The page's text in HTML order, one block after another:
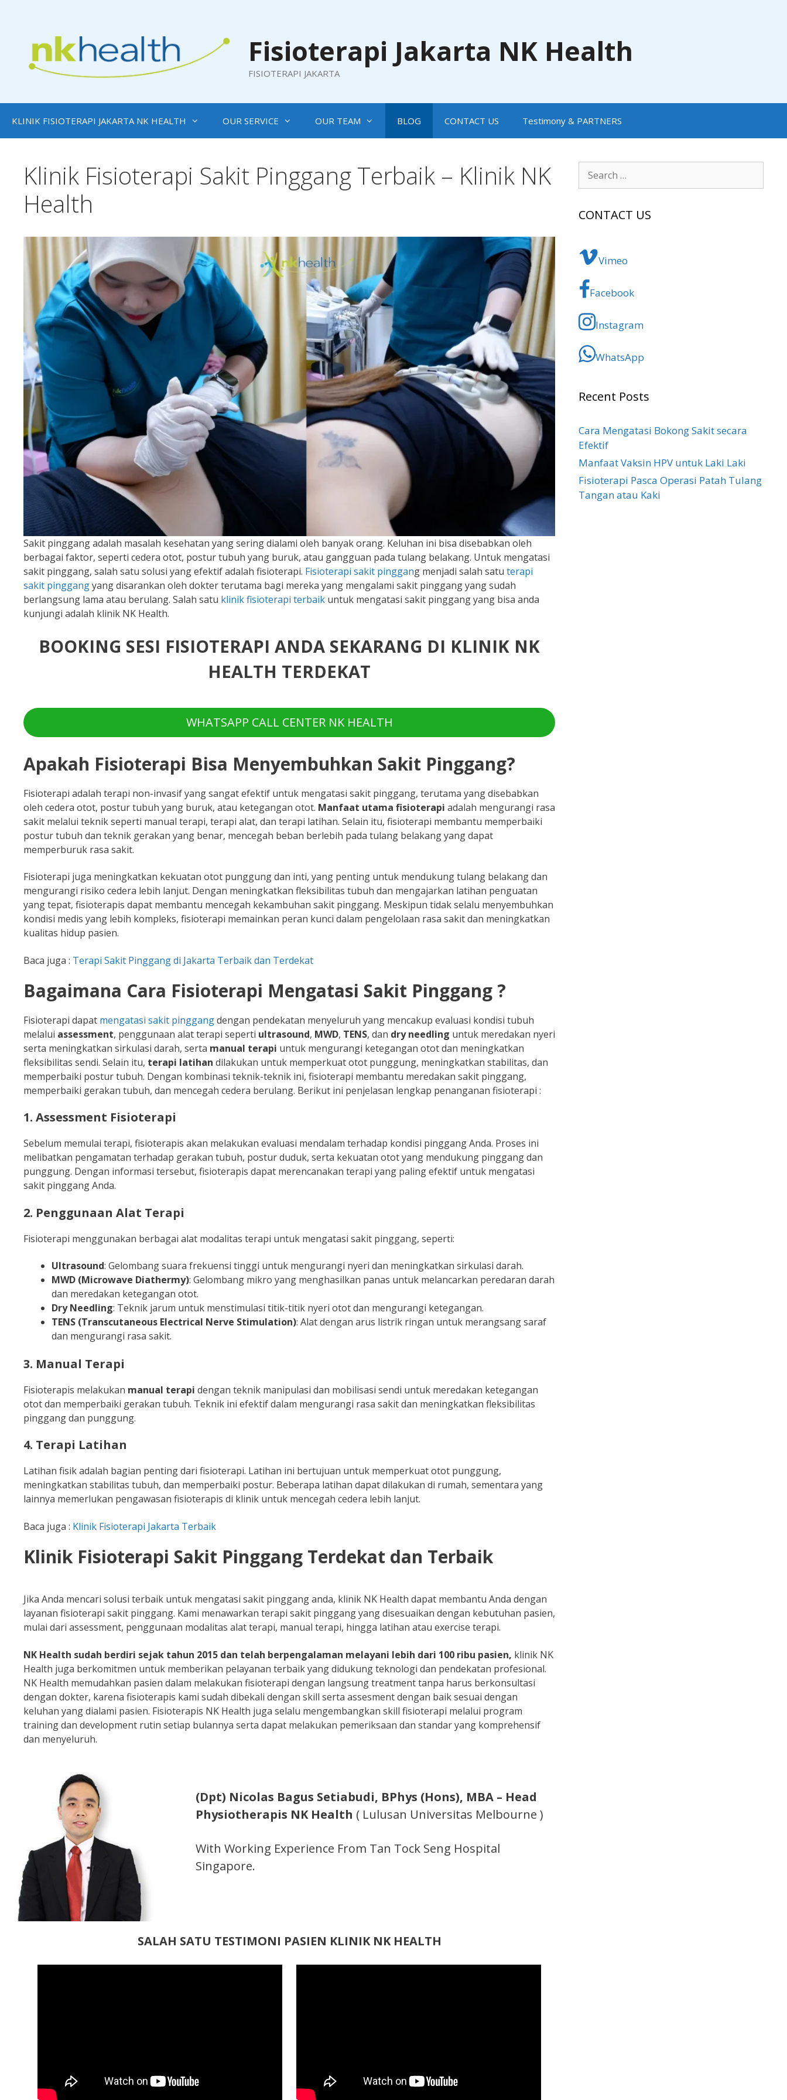
Fisioterapi Jakarta NK Health
FISIOTERAPI JAKARTA
KLINIK FISIOTERAPI JAKARTA NK HEALTH OUR SERVICE OUR TEAM BLOG CONTACT US Testimony & PARTNERS
Klinik Fisioterapi Sakit Pinggang Terbaik – Klinik NK
Health
Sakit pinggang adalah masalah kesehatan yang sering dialami oleh banyak orang. Keluhan ini bisa disebabkan oleh
berbagai faktor, seperti cedera otot, postur tubuh yang buruk, atau gangguan pada tulang belakang. Untuk mengatasi
sakit pinggang, salah satu solusi yang efektif adalah fisioterapi. Fisioterapi sakit pinggang menjadi salah satu terapi
sakit pinggangyang disarankan oleh dokter terutama bagi mereka yang mengalami sakit pinggang yang sudah
berlangsung lama atau berulang. Salah satu klinik fisioterapi terbaik untuk mengatasi sakit pinggang yang bisa anda
kunjungi adalah klinik NK Health.
BOOKING SESI FISIOTERAPI ANDA SEKARANG DI KLINIK NK
HEALTH TERDEKAT
WHATSAPP CALL CENTER NK HEALTH
Apakah Fisioterapi Bisa Menyembuhkan Sakit Pinggang?
Fisioterapi adalah terapi non-invasif yang sangat efektif untuk mengatasi sakit pinggang, terutama yang disebabkan
oleh cedera otot, postur tubuh yang buruk, atau ketegangan otot. Manfaat utama fisioterapi adalah mengurangi rasa
sakit melalui teknik seperti manual terapi, terapi alat, dan terapi latihan. Selain itu, fisioterapi membantu memperbaiki
postur tubuh dan teknik gerakan yang benar, mencegah beban berlebih pada tulang belakang yang dapat
memperburuk rasa sakit.
Fisioterapi juga meningkatkan kekuatan otot punggung dan inti, yang penting untuk mendukung tulang belakang dan
mengurangi risiko cedera lebih lanjut. Dengan meningkatkan fleksibilitas tubuh dan mengajarkan latihan penguatan
yang tepat, fisioterapis dapat membantu mencegah kekambuhan sakit pinggang. Meskipun tidak selalu menyembuhkan
kondisi medis yang lebih kompleks, fisioterapi memainkan peran kunci dalam pengelolaan rasa sakit dan meningkatkan
kualitas hidup pasien.
Baca juga : Terapi Sakit Pinggang di Jakarta Terbaik dan Terdekat
Bagaimana Cara Fisioterapi Mengatasi Sakit Pinggang ?
Fisioterapi dapat mengatasi sakit pinggangdengan pendekatan menyeluruh yang mencakup evaluasi kondisi tubuh
melalui assessment, penggunaan alat terapi seperti ultrasound, MWD, TENS, dan dry needling untuk meredakan nyeri
serta meningkatkan sirkulasi darah, serta manual terapi untuk mengurangi ketegangan otot dan meningkatkan
fleksibilitas sendi. Selain itu, terapi latihan dilakukan untuk memperkuat otot punggung, meningkatkan stabilitas, dan
memperbaiki postur tubuh. Dengan kombinasi teknik-teknik ini, fisioterapi membantu meredakan sakit pinggang,
memperbaiki gerakan tubuh, dan mencegah cedera berulang. Berikut ini penjelasan lengkap penanganan fisioterapi :
1. Assessment Fisioterapi
Sebelum memulai terapi, fisioterapis akan melakukan evaluasi mendalam terhadap kondisi pinggang Anda. Proses ini
melibatkan pengamatan terhadap gerakan tubuh, postur duduk, serta kekuatan otot yang mendukung pinggang dan
punggung. Dengan informasi tersebut, fisioterapis dapat merencanakan terapi yang paling efektif untuk mengatasi
sakit pinggang Anda.
2. Penggunaan Alat Terapi
Fisioterapi menggunakan berbagai alat modalitas terapi untuk mengatasi sakit pinggang, seperti:
Ultrasound: Gelombang suara frekuensi tinggi untuk mengurangi nyeri dan meningkatkan sirkulasi darah.
MWD (Microwave Diathermy): Gelombang mikro yang menghasilkan panas untuk melancarkan peredaran darah
dan meredakan ketegangan otot.
Dry Needling: Teknik jarum untuk menstimulasi titik-titik nyeri otot dan mengurangi ketegangan.
TENS (Transcutaneous Electrical Nerve Stimulation): Alat dengan arus listrik ringan untuk merangsang saraf
dan mengurangi rasa sakit.
3. Manual Terapi
Fisioterapis melakukan manual terapi dengan teknik manipulasi dan mobilisasi sendi untuk meredakan ketegangan
otot dan memperbaiki gerakan tubuh. Teknik ini efektif dalam mengurangi rasa sakit dan meningkatkan fleksibilitas
pinggang dan punggung.
4. Terapi Latihan
Latihan fisik adalah bagian penting dari fisioterapi. Latihan ini bertujuan untuk memperkuat otot punggung,
meningkatkan stabilitas tubuh, dan memperbaiki postur. Beberapa latihan dapat dilakukan di rumah, sementara yang
lainnya memerlukan pengawasan fisioterapis di klinik untuk mencegah cedera lebih lanjut.
Baca juga : Klinik Fisioterapi Jakarta Terbaik
Klinik Fisioterapi Sakit Pinggang Terdekat dan Terbaik
Jika Anda mencari solusi terbaik untuk mengatasi sakit pinggang anda, klinik NK Health dapat membantu Anda dengan
layanan fisioterapi sakit pinggang. Kami menawarkan terapi sakit pinggang yang disesuaikan dengan kebutuhan pasien,
mulai dari assessment, penggunaan modalitas alat terapi, manual terapi, hingga latihan atau exercise terapi.
NK Health sudah berdiri sejak tahun 2015 dan telah berpengalaman melayani lebih dari 100 ribu pasien, klinik NK
Health juga berkomitmen untuk memberikan pelayanan terbaik yang didukung teknologi dan pendekatan profesional.
NK Health memudahkan pasien dalam melakukan fisioterapi dengan langsung treatment tanpa harus berkonsultasi
dengan dokter, karena fisioterapis kami sudah dibekali dengan skill serta assesment dengan baik sesuai dengan
keluhan yang dialami pasien. Fisioterapis NK Health juga selalu mengembangkan skill fisioterapi melalui program
training dan development rutin setiap bulannya serta dapat melakukan pemeriksaan dan standar yang komprehensif
dan menyeluruh.
(Dpt) Nicolas Bagus Setiabudi, BPhys (Hons), MBA – Head
Physiotherapis NK Health ( Lulusan Universitas Melbourne )
With Working Experience From Tan Tock Seng Hospital
Singapore.
SALAH SATU TESTIMONI PASIEN KLINIK NK HEALTH
Search
for:
CONTACT US
Vimeo
Facebook
Instagram
WhatsApp
Recent Posts
Cara Mengatasi Bokong Sakit​ secara
Efektif
Manfaat Vaksin HPV untuk Laki Laki
Fisioterapi Pasca Operasi Patah Tulang
Tangan atau Kaki